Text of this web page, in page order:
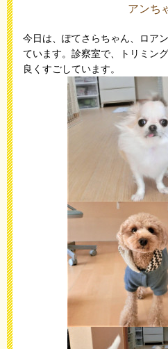
アンち
今日は、ぽてさらちゃん、ロア
ています。診察室で、トリミン
良くすごしています。